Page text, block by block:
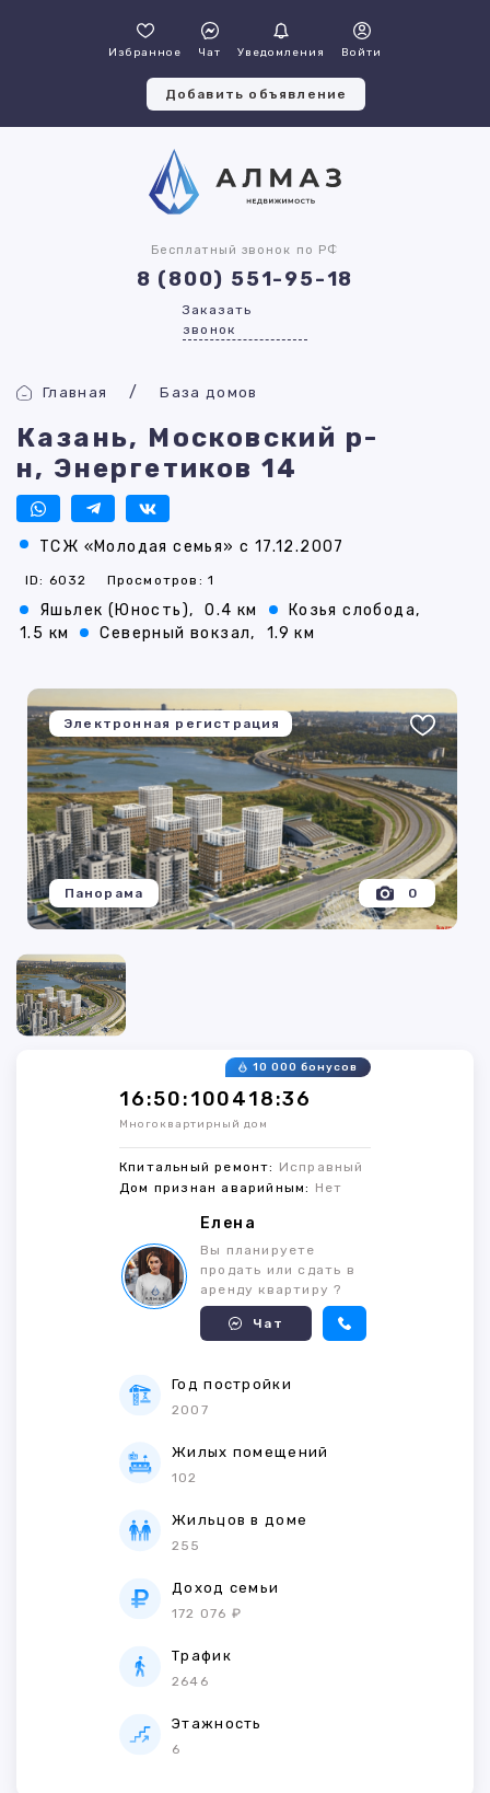
Избранное Чат Уведомления Войти
Добавить объявление
Бесплатный звонок по РФ
8 (800) 551-95-18
Заказать
звонок
Главная База домов
Казань, Московский р-
н, Энергетиков 14
ТСЖ «Молодая семья» с 17.12.2007
ID: 6032 Просмотров: 1
Яшьлек (Юность), 0.4 км
Козья слобода,
1.5 км
Северный вокзал, 1.9 км
Электронная регистрация
0
Панорама
16:50:100418:36
10 000 бонусов
Многоквартирный дом
Кпитальный ремонт: Исправный
Дом признан аварийным: Нет
Елена
Вы планируете
продать или сдать в
аренду квартиру ?
Чат
Год постройки
2007
Жилых помещений
102
Жильцов в доме
255
Доход семьи
172 076 ₽
Трафик
2646
Этажность
6